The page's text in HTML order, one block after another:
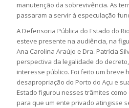
manutenção da sobrevivência. As
passaram a servir à especulação
A Defensoria Pública do Estado do
esteve presente na audiência, na
Ana Carolina Araújo e Dra. Patrícia
perspectiva da legalidade do
interesse público. Foi feito um breve
desapropriação do Porto do Açu e
Estado figurou nesses trâmites
para que um ente privado atingisse